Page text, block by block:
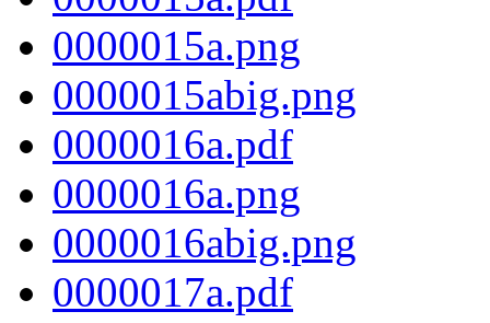
0000015a.png
0000015abig.png
0000016a.pdf
0000016a.png
0000016abig.png
0000017a.pdf